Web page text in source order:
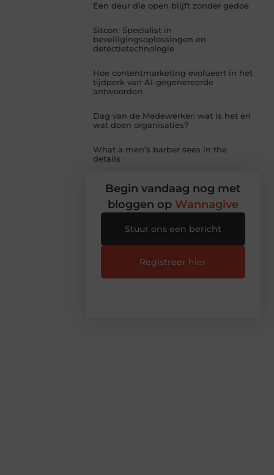
Een deur die open blijft zonder gedoe
Sitcon: Specialist in
beveiligingsoplossingen en
detectietechnologie
Hoe contentmarketing evolueert in het
tijdperk van AI-gegenereerde
antwoorden
Dag van de Medewerker: wat is het en
wat doen organisaties?
What a men’s barber sees in the
details
Begin vandaag nog met
bloggen op Wannagive
Stuur ons een bericht
Registreer hier